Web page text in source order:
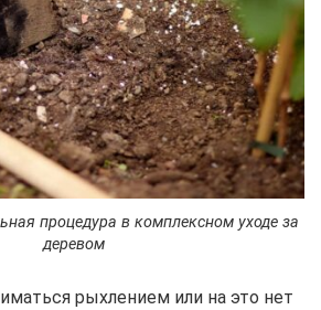
процедура в комплексном уходе за
деревом
рыхлением или на это нет